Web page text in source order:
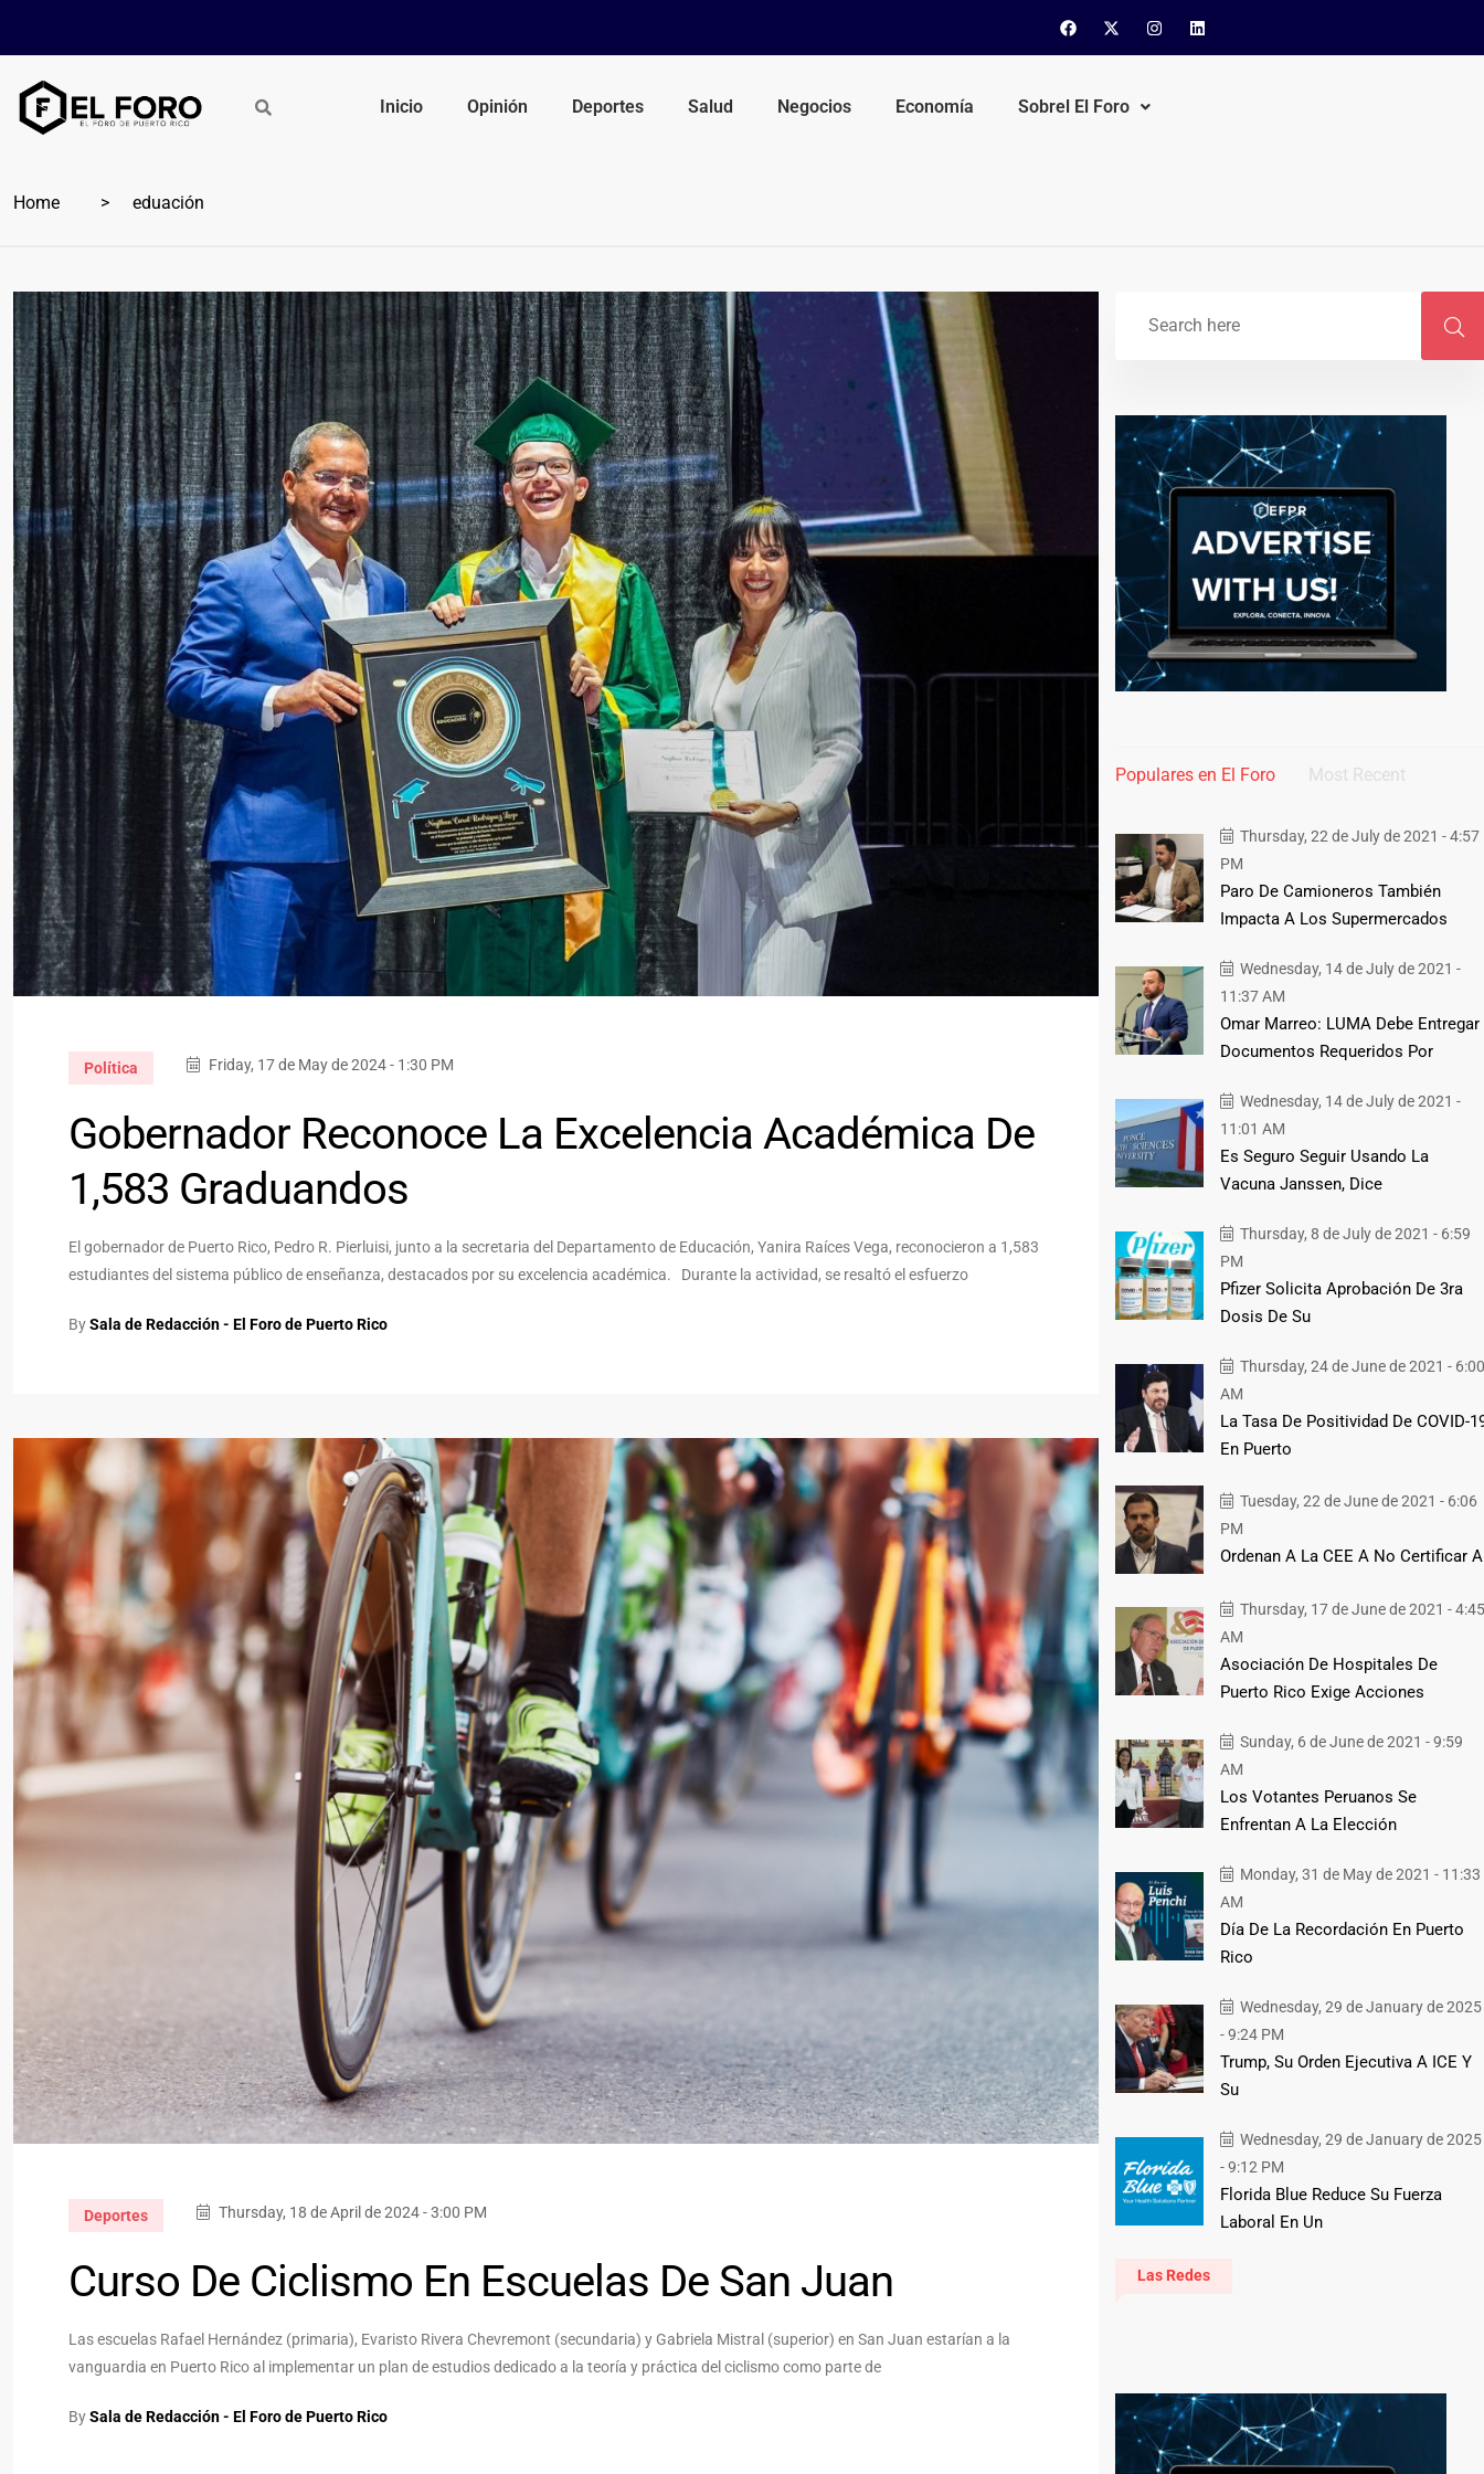
Inicio Opinión Deportes Salud Negocios Economía Sobrel El Foro
Home eduación
Política Friday, 17 de May de 2024 - 1:30 PM
Gobernador Reconoce La Excelencia Académica De
1,583 Graduandos
El gobernador de Puerto Rico, Pedro R. Pierluisi, junto a la secretaria del Departamento de Educación, Yanira Raíces Vega, reconocieron a 1,583
estudiantes del sistema público de enseñanza, destacados por su excelencia académica. Durante la actividad, se resaltó el esfuerzo
BySala de Redacción - El Foro de Puerto Rico
Deportes Thursday, 18 de April de 2024 - 3:00 PM
Curso De Ciclismo En Escuelas De San Juan
Las escuelas Rafael Hernández (primaria), Evaristo Rivera Chevremont (secundaria) y Gabriela Mistral (superior) en San Juan estarían a la
vanguardia en Puerto Rico al implementar un plan de estudios dedicado a la teoría y práctica del ciclismo como parte de
BySala de Redacción - El Foro de Puerto Rico
Populares en El Foro Most Recent
Thursday, 22 de July de 2021 - 4:57
PM
Paro De Camioneros También
Impacta A Los Supermercados
Wednesday, 14 de July de 2021 -
11:37 AM
Omar Marreo: LUMA Debe Entregar
Documentos Requeridos Por
Wednesday, 14 de July de 2021 -
11:01 AM
Es Seguro Seguir Usando La
Vacuna Janssen, Dice
Thursday, 8 de July de 2021 - 6:59
PM
Pfizer Solicita Aprobación De 3ra
Dosis De Su
Thursday, 24 de June de 2021 - 6:00
AM
La Tasa De Positividad De COVID-
En Puerto
Tuesday, 22 de June de 2021 - 6:06
PM
Ordenan A La CEE A No Certificar A
Thursday, 17 de June de 2021 - 4:45
AM
Asociación De Hospitales De
Puerto Rico Exige Acciones
Sunday, 6 de June de 2021 - 9:59
AM
Los Votantes Peruanos Se
Enfrentan A La Elección
Monday, 31 de May de 2021 - 11:33
AM
Día De La Recordación En Puerto
Rico
Wednesday, 29 de January de 2025
- 9:24 PM
Trump, Su Orden Ejecutiva A ICE Y
Su
Wednesday, 29 de January de 2025
- 9:12 PM
Florida Blue Reduce Su Fuerza
Laboral En Un
Las Redes